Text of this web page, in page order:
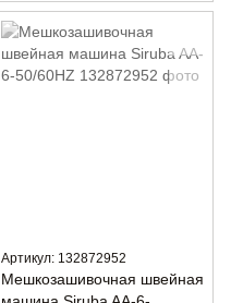
Артикул: 132872952
Мешкозашивочная швейная